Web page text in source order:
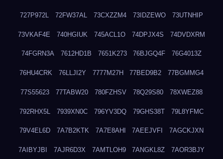
727P972L 72FW37AL 73CXZZM4 73IDZEWO 73UTNHIP
73VKAF4E 740HGIUK 745ACL1O 74DPJX4S 74DVDXRM
74FGRN3A 7612HD1B 7651K273 76BJGQ4F 76G4013Z
76HU4CRK 76LLJI2Y 7777M27H 77BED9B2 77BGMMG4
77S55623 77TABW20 780FZHSV 78Q29S80 78XWEZ88
792RHX5L 7939XN0C 796YV3DQ 79GHS38T 79L8YFMC
79V4EL6D 7A7B2KTK 7A7E8AHI 7AEEJVFI 7AGCKJXN
7AIBYJBI 7AJR6D3X 7AMTLOH9 7ANGKL8Z 7AOR3BJY